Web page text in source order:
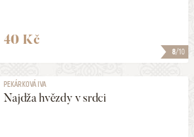
8/10
40 Kč
PEKÁRKOVÁ IVA
Najdža hvězdy v srdci